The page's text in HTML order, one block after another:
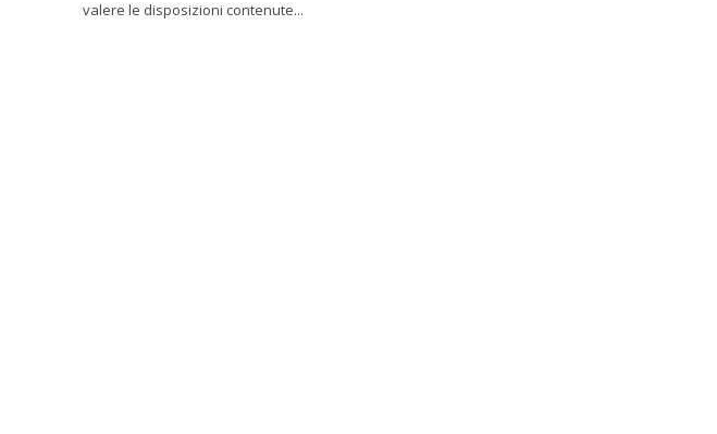
valere le disposizioni contenute...